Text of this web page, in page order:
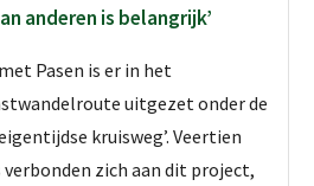
anderen is belangrijk’
Pasen is er in het
uitgezet onder de
kruisweg’. Veertien
zich aan dit project,